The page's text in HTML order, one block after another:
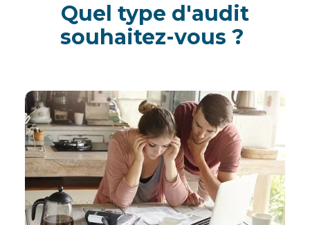
Quel type d'audit
souhaitez-vous ?